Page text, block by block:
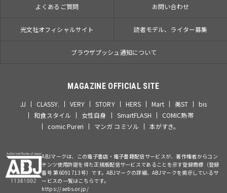
よくあるご質問 お問い合わせ
光文社オフィシャルサイト 読者モデル、ライター募集
ブラウザプッシュ通知について
MAGAZINE OFFICIAL SITE
JJ CLASSY. VERY STORY HERS Mart 美ST
bis
和食スタイル
女性自身 SmartFLASH
COMIC熱帯
comic Pureri
マンガ コミソル 本がすき。
ABJマークは、この電子書店・電子書籍配信サービスが、著作権者からコン
テンツ使用許諾を得た正規版配信サービスであることを示す登録商標（登録
番号 第6091713号）です。ABJマークの詳細、ABJマークを掲示しているサ
ービスの一覧はこちらです。
https://aebs.or.jp/